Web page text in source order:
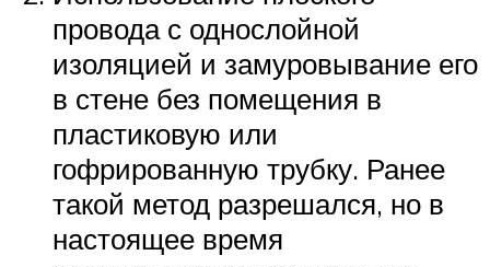
провода с однослойной
изоляцией и замуровывание его
в стене без помещения в
пластиковую или
гофрированную трубку. Ранее
такой метод разрешался, но в
настоящее время